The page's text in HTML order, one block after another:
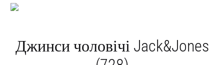
Джинси чоловічі Jack&Jones